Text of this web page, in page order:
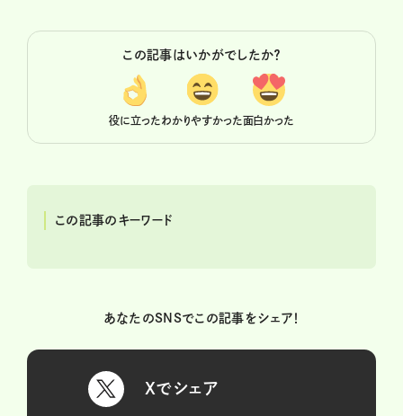
この記事はいかがでしたか？
役に立ったわかりやすかった面白かった
この記事のキーワード
あなたのSNSでこの記事をシェア！
Xでシェア